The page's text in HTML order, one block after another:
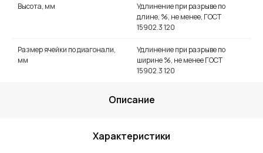
Высота, мм
Удлинение при разрыве по
длине, %, не менее, ГОСТ
15902.3 120
Размер ячейки по диагонали,
мм
Удлинение при разрыве по
ширине %, не менее ГОСТ
15902.3 120
Описание
Характеристики